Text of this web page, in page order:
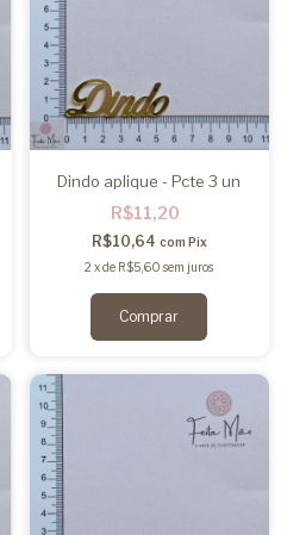
Dindo aplique - Pcte 3 un
R$11,20
R$10,64 com Pix
2 xde R$5,60 sem juros